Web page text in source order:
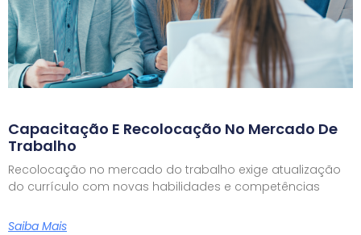
Capacitação E Recolocação No Mercado De
Trabalho
Recolocação no mercado do trabalho exige atualização
do currículo com novas habilidades e competências
Saiba Mais